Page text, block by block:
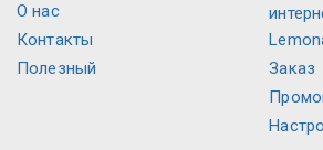
О нас
Контакты
Полезный
Заказ